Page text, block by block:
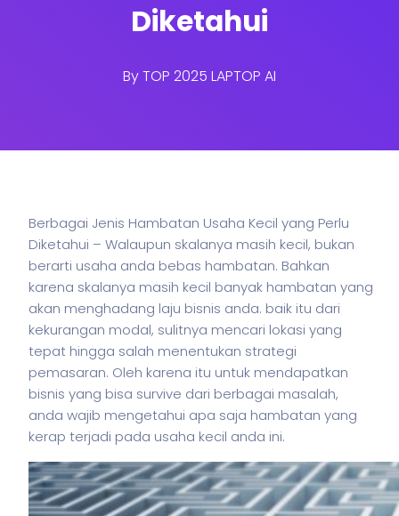
Diketahui
ByTOP 2025 LAPTOP AI
Berbagai Jenis Hambatan Usaha Kecil yang Perlu
Diketahui – Walaupun skalanya masih kecil, bukan
berarti usaha anda bebas hambatan. Bahkan
karena skalanya masih kecil banyak hambatan yang
akan menghadang laju bisnis anda. baik itu dari
kekurangan modal, sulitnya mencari lokasi yang
tepat hingga salah menentukan strategi
pemasaran. Oleh karena itu untuk mendapatkan
bisnis yang bisa survive dari berbagai masalah,
anda wajib mengetahui apa saja hambatan yang
kerap terjadi pada usaha kecil anda ini.